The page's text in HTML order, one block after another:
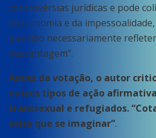
controvérsias jurídicas e pode
da isonomia e da
que não necessariamente
desvantagem”.
Antes da votação, o autor
outros tipos de ação
transsexual e refugiados.
coisa que se imaginar”.